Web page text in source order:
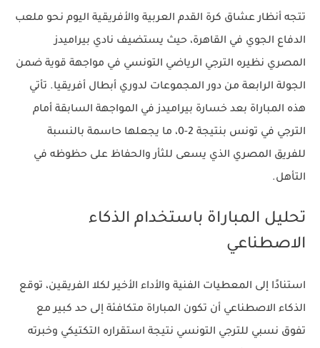
تتجه أنظار عشاق كرة القدم العربية والأفريقية اليوم نحو ملعب
الدفاع الجوي في القاهرة، حيث يستضيف نادي بيراميدز
المصري نظيره الترجي الرياضي التونسي في مواجهة قوية ضمن
الجولة الرابعة من دور المجموعات لدوري أبطال أفريقيا. تأتي
هذه المباراة بعد خسارة بيراميدز في المواجهة السابقة أمام
الترجي في تونس بنتيجة 2-0، ما يجعلها حاسمة بالنسبة
للفريق المصري الذي يسعى للثأر والحفاظ على حظوظه في
التأهل.
تحليل المباراة باستخدام الذكاء
الاصطناعي
استنادًا إلى المعطيات الفنية والأداء الأخير لكلا الفريقين، توقع
الذكاء الاصطناعي أن تكون المباراة متكافئة إلى حد كبير مع
تفوق نسبي للترجي التونسي نتيجة استقراره التكتيكي وخبرته